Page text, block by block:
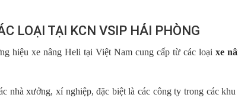
LOẠI TẠI KCN VSIP HẢI PHÒNG
hiệu xe nâng Heli tại Việt Nam cung cấp từ các loạixe
nhà xưởng, xí nghiệp, đặc biệt là các công ty trong các